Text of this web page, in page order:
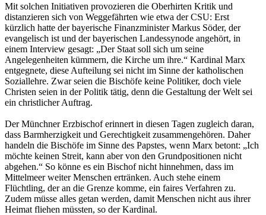
Mit solchen Initiativen provozieren die Oberhirten Kritik und
distanzieren sich von Weggefährten wie etwa der CSU: Erst
kürzlich hatte der bayerische Finanzminister Markus Söder, der
evangelisch ist und der bayerischen Landessynode angehört, in
einem Interview gesagt: „Der Staat soll sich um seine
Angelegenheiten kümmern, die Kirche um ihre.“ Kardinal Marx
entgegnete, diese Aufteilung sei nicht im Sinne der katholischen
Soziallehre. Zwar seien die Bischöfe keine Politiker, doch viele
Christen seien in der Politik tätig, denn die Gestaltung der Welt sei
ein christlicher Auftrag.
Der Münchner Erzbischof erinnert in diesen Tagen zugleich daran,
dass Barmherzigkeit und Gerechtigkeit zusammengehören. Daher
handeln die Bischöfe im Sinne des Papstes, wenn Marx betont: „Ich
möchte keinen Streit, kann aber von den Grundpositionen nicht
abgehen.“ So könne es ein Bischof nicht hinnehmen, dass im
Mittelmeer weiter Menschen ertränken. Auch stehe einem
Flüchtling, der an die Grenze komme, ein faires Verfahren zu.
Zudem müsse alles getan werden, damit Menschen nicht aus ihrer
Heimat fliehen müssten, so der Kardinal.